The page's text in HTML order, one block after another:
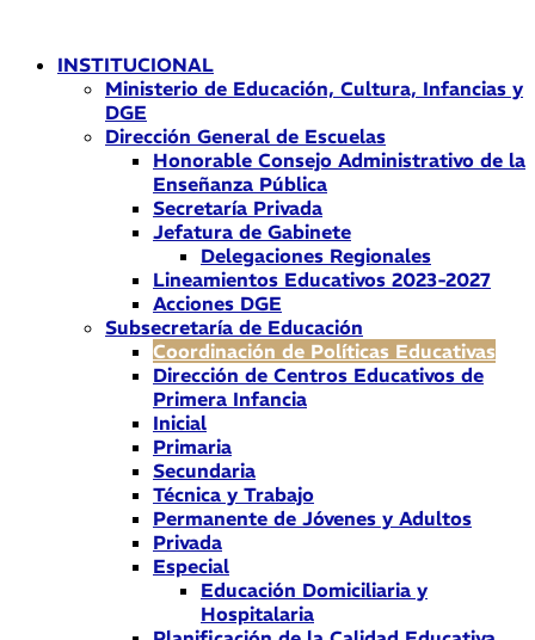
contenidoINSTITUCIONAL
Ministerio de Educación, Cultura, Infancias y
DGE
Dirección General de Escuelas
Honorable Consejo Administrativo de la
Enseñanza Pública
Secretaría Privada
Jefatura de Gabinete
Delegaciones Regionales
Lineamientos Educativos 2023-2027
Acciones DGE
Subsecretaría de Educación
Coordinación de Políticas Educativas
Dirección de Centros Educativos de
Primera Infancia
Inicial
Primaria
Secundaria
Técnica y Trabajo
Permanente de Jóvenes y Adultos
Privada
Especial
Educación Domiciliaria y
Hospitalaria